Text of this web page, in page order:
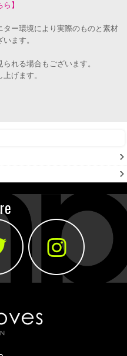
】
ー環境により実際のものと素材
ます。
れる場合もございます。
げます。